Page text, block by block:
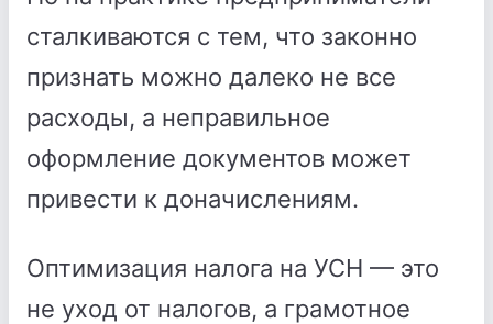
сталкиваются с тем, что законно
признать можно далеко не все
расходы, а неправильное
оформление документов может
привести к доначислениям.
Оптимизация налога на УСН — это
не уход от налогов, а грамотное